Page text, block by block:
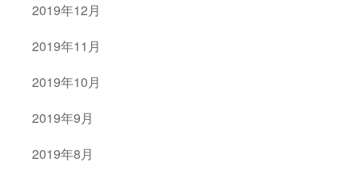
2019年12月
2019年11月
2019年10月
2019年9月
2019年8月